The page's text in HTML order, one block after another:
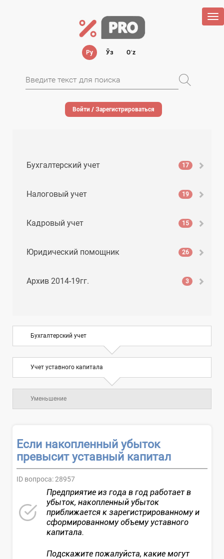
Ру Ўз Oʻz
Войти / Зарегистрироваться
Бухгалтерский учет 17
Налоговый учет 19
Кадровый учет 15
Юридический помощник 26
Архив 2014-19гг. 3
Бухгалтерский учет
Учет уставного капитала
Уменьшение
Если накопленный убыток
превысит уставный капитал
ID вопроса:28957
Предприятие из года в год работает в
убыток, накопленный убыток
приближается к зарегистрированному и
сформированному объему уставного
капитала.
Подскажите пожалуйста, какие могут